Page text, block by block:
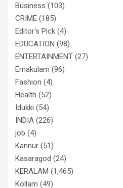
Business (103)
CRIME (185)
Editor's Pick (4)
EDUCATION (98)
ENTERTAINMENT (27)
Ernakulam (96)
Fashion (4)
Health (52)
Idukki (54)
INDIA (226)
job (4)
Kannur (51)
Kasaragod (24)
KERALAM (1,465)
Kollam (49)